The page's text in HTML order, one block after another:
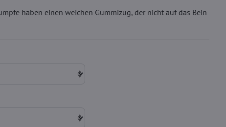
haben einen weichen Gummizug, der nicht auf das Bein